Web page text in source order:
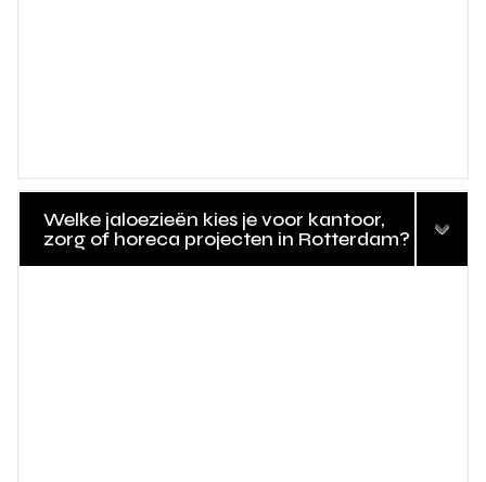
Welke jaloezieën kies je voor kantoor,
zorg of horeca projecten in Rotterdam?